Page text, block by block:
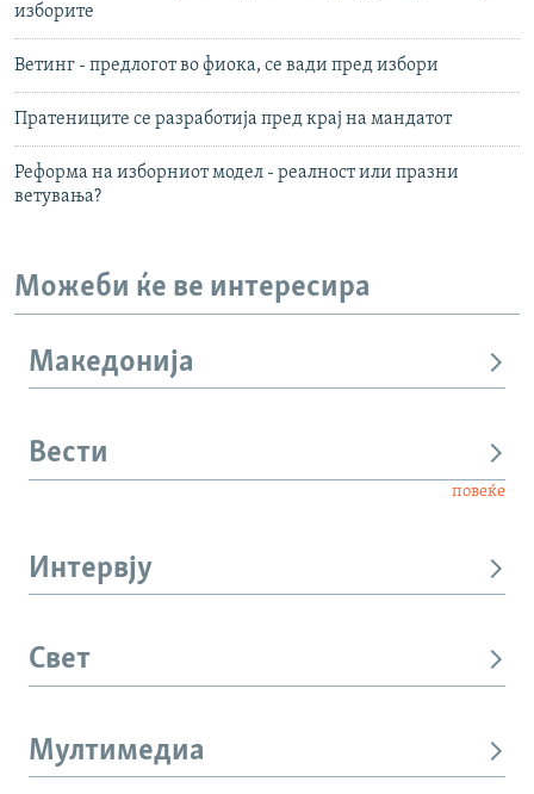
изборите
Ветинг - предлогот во фиока, се вади пред избори
Пратениците се разработија пред крај на мандатот
Реформа на изборниот модел - реалност или празни
ветувања?
Можеби ќе ве интересира
Македонија
Вести
повеќе
Интервју
Свет
Мултимедиа